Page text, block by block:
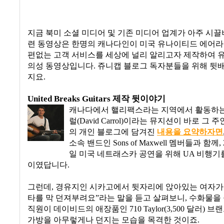
지금 북미 소셜 미디어 및 기존 미디어 업계가 아주 시
련 동영상은 한명의 캐나다인이 미국 유나이티드 에어
편없는 고객 서비스를 세상에 널리 알리고자 제작하여
의성 동영상입니다. 쥬니캡 블로그 독자분들을 위해 뒷
지요.
United Breaks Guitars 제작 뒷이야기
캐나다에서 핼리팩스라는 지역에서 활동하
럴(David Carrol)이라는 뮤지션이 바로 그 주
의 개인 블로그에 담겨진 내용을 요약하자면
소속 밴드인 Sons of Maxwell 멤버들과 함께 ,
일 미국 네트래스카 공연을 위해 UA 비행기
이였답니다.
그런데 , 경유지인 시카고에서 뒷자리에 앉아있는 여자
타를 막 던져부려요”라는 말을 듣고 살펴보니 , 수화물을
직원이 데이비드의 애장품인 710 Taylor(3,500 달러) 브
가방을 아무렇게나 던지는 모습을 목격한 것이죠.